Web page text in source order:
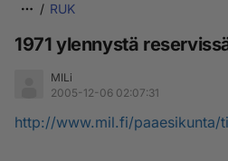
RUK
1971 ylennystä
MILi
2005-12-06 02:07:31
http://www.mil.fi/paaesikunta/